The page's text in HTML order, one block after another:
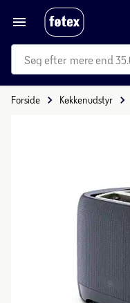
mere end
Forside Køkkenudstyr